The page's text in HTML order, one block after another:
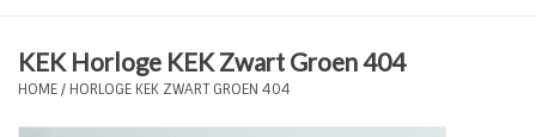
Plus Size Sieraden
KEK Horloge KEK Zwart Groen 404
HOME/ HORLOGE KEK ZWART GROEN 404